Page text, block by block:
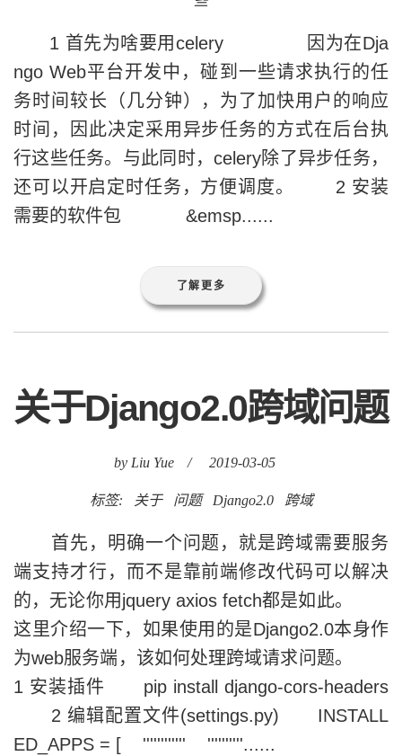
1 首先为啥要用celery 因为在Dja
ngo Web平台开发中，碰到一些请求执行的任
务时间较长（几分钟），为了加快用户的响应
时间，因此决定采用异步任务的方式在后台执
行这些任务。与此同时，celery除了异步任务，
还可以开启定时任务，方便调度。 2 安装
需要的软件包 &emsp......
了解更多
关于Django2.0跨域问题
by Liu Yue / 2019-03-05
标签: 关于 问题 Django2.0 跨域
首先，明确一个问题，就是跨域需要服务
端支持才行，而不是靠前端修改代码可以解决
的，无论你用jquery axios fetch都是如此。
这里介绍一下，如果使用的是Django2.0本身作
为web服务端，该如何处理跨域请求问题。
1 安装插件 pip install django-cors-headers
2 编辑配置文件(settings.py) INSTALL
ED_APPS = [ '''''''''''' ''''''''''......